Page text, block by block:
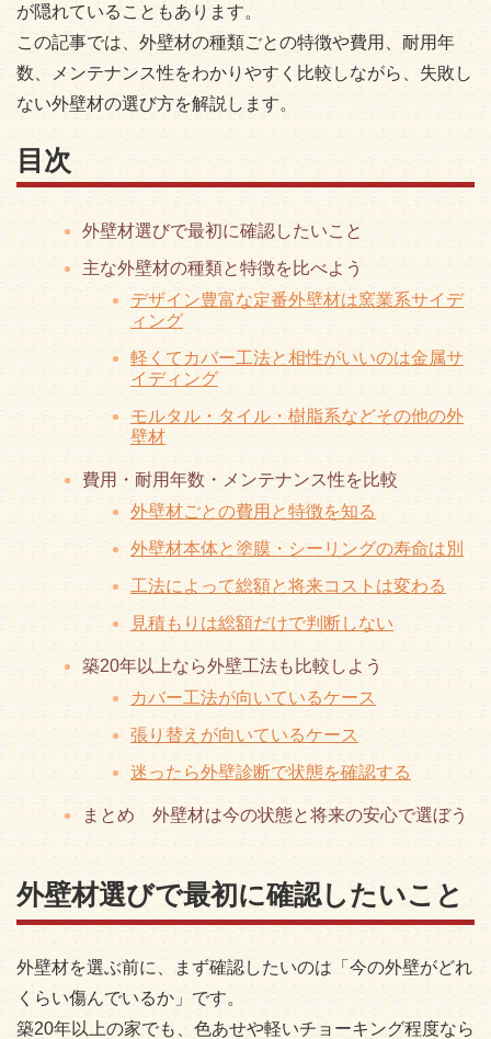
が隠れていることもあります。
この記事では、外壁材の種類ごとの特徴や費用、耐用年
数、メンテナンス性をわかりやすく比較しながら、失敗し
ない外壁材の選び方を解説します。
目次
外壁材選びで最初に確認したいこと
主な外壁材の種類と特徴を比べよう
デザイン豊富な定番外壁材は窯業系サイデ
ィング
軽くてカバー工法と相性がいいのは金属サ
イディング
モルタル・タイル・樹脂系などその他の外
壁材
費用・耐用年数・メンテナンス性を比較
外壁材ごとの費用と特徴を知る
外壁材本体と塗膜・シーリングの寿命は別
工法によって総額と将来コストは変わる
見積もりは総額だけで判断しない
築20年以上なら外壁工法も比較しよう
カバー工法が向いているケース
張り替えが向いているケース
迷ったら外壁診断で状態を確認する
まとめ 外壁材は今の状態と将来の安心で選ぼう
外壁材選びで最初に確認したいこと
外壁材を選ぶ前に、まず確認したいのは「今の外壁がどれ
くらい傷んでいるか」です。
築20年以上の家でも、色あせや軽いチョーキング程度なら